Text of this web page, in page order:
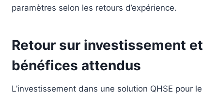
paramètres selon les retours d’expérience.
Retour sur investissement et
bénéfices attendus
L’investissement dans une solution QHSE pour le